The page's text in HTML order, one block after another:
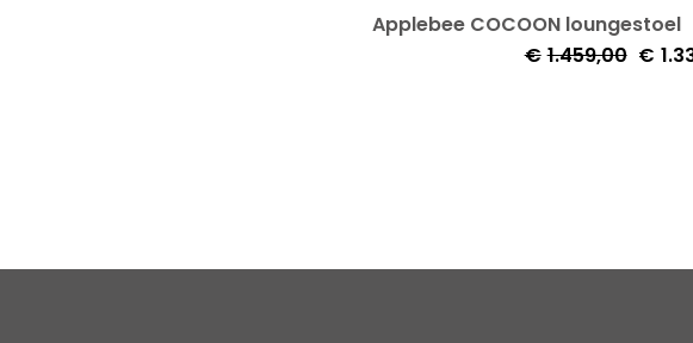
Applebee COCOON loungestoel
€ 1.459,00 €